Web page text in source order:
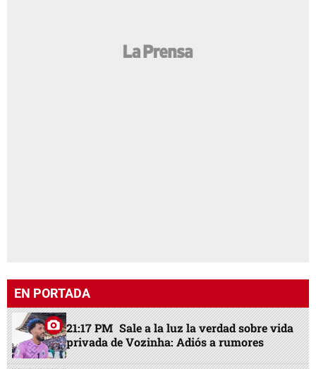
EN PORTADA
21:17 PM Sale a la luz la verdad sobre vida
privada de Vozinha: Adiós a rumores